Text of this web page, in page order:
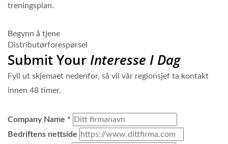
treningsplan.
Begynn å tjene
Distributørforespørsel
Submit Your Interesse I Dag
Fyll ut skjemaet nedenfor, så vil vår regionsjef ta kontakt
innen 48 timer.
Company Name *
Bedriftens nettside